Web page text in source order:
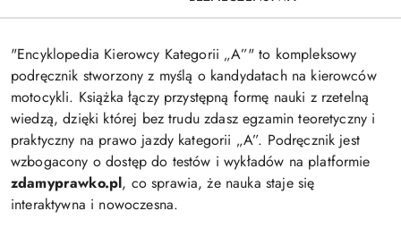
"Encyklopedia Kierowcy Kategorii „A”" to kompleksowy
podręcznik stworzony z myślą o kandydatach na kierowców
motocykli. Książka łączy przystępną formę nauki z rzetelną
wiedzą, dzięki której bez trudu zdasz egzamin teoretyczny i
praktyczny na prawo jazdy kategorii „A”. Podręcznik jest
wzbogacony o dostęp do testów i wykładów na platformie
zdamyprawko.pl, co sprawia, że nauka staje się
interaktywna i nowoczesna.